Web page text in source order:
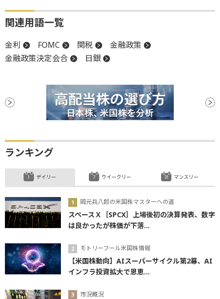
関連用語一覧
金利 FOMC 関税
金融政策
金融政策決定会合
日銀
ランキング
デイリー
岡元兵八郎の米国株マスターへの道
スペースＸ［SPCX］上場後初の決算発表、数字
は良かったが株価が下落...
モトリーフール米国株情報
【米国株動向】AIスーパーサイクル第2幕、AI
インフラ投資拡大で恩恵...
市況概況
ウイークリー マンスリー